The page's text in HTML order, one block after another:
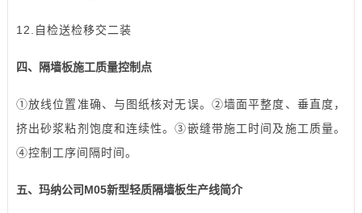
12.自检送检移交二装
四、隔墙板施工质量控制点
①放线位置准确、与图纸核对无误。②墙面平整度、垂直度，
挤出砂浆粘剂饱度和连续性。③嵌缝带施工时间及施工质量。
④控制工序间隔时间。
五、玛纳公司M05新型轻质隔墙板生产线简介